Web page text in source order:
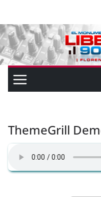
ThemeGrill